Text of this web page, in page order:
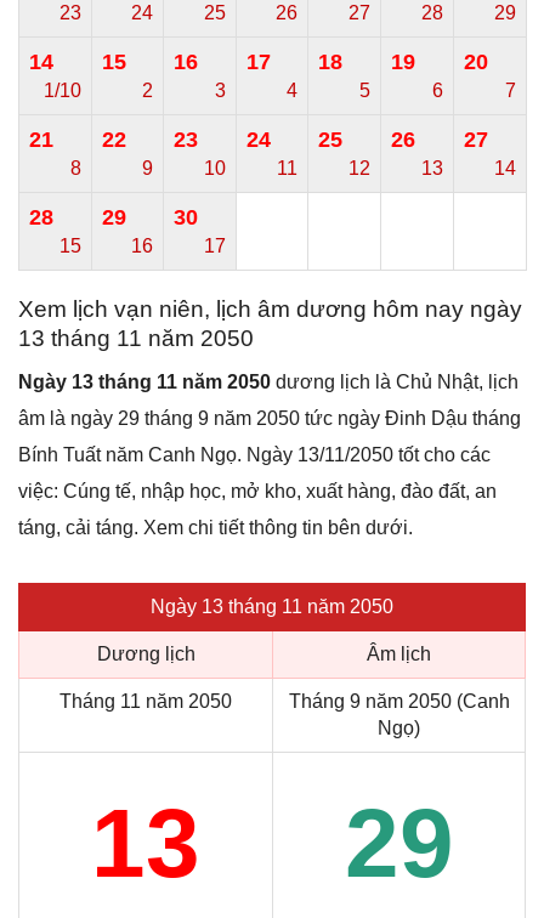
23 24 25 26 27 28 29
14
1/10
15
2
16
3
17
4
18
5
19
6
20
7
21
8
22
9
23
10
24
11
25
12
26
13
27
14
28
15
29
16
30
17
Xem lịch vạn niên, lịch âm dương hôm nay ngày
13 tháng 11 năm 2050
Ngày 13 tháng 11 năm 2050 dương lịch là Chủ Nhật, lịch
âm là ngày 29 tháng 9 năm 2050 tức ngày Đinh Dậu tháng
Bính Tuất năm Canh Ngọ. Ngày 13/11/2050 tốt cho các
việc: Cúng tế, nhập học, mở kho, xuất hàng, đào đất, an
táng, cải táng. Xem chi tiết thông tin bên dưới.
Ngày 13 tháng 11 năm 2050
Dương lịch Âm lịch
Tháng 11 năm 2050
Tháng 9 năm 2050 (Canh
Ngọ)
13 29